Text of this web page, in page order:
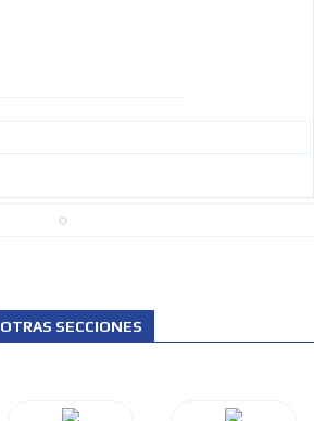
OTRAS SECCIONES